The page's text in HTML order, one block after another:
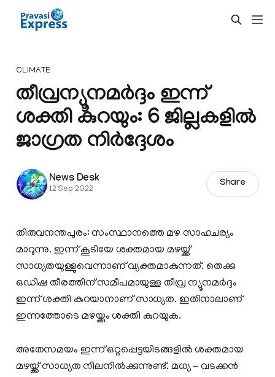
CLIMATE
തീവ്രന്യൂനമർദ്ദം ഇന്ന്
ശക്തി കുറയും: 6 ജില്ലകളിൽ
ജാഗ്രത നിർദ്ദേശം
News Desk
12 Sep 2022
Share
തിരുവനന്തപുരം: സംസ്ഥാനത്തെ മഴ സാഹചര്യം
മാറുന്നു. ഇന്ന് കൂടിയേ ശക്തമായ മഴയ്ക്ക്
സാധ്യതയുള്ളുവെന്നാണ് വ്യക്തമാകുന്നത്. തെക്കു
ഒഡിഷ തീരത്തിന് സമീപമായുള്ള തീവ്ര ന്യൂനമർദ്ദം
ഇന്ന് ശക്തി കുറയാനാണ് സാധ്യത. ഇതിനാലാണ്
ഇന്നത്തോടെ മഴയ്ക്കും ശക്തി കുറയുക.
അതേസമയം ഇന്ന് ഒറ്റപ്പെട്ടയിടങ്ങളിൽ ശക്തമായ
മഴയ്ക്ക് സാധ്യത നിലനിൽക്കുന്നുണ്ട്. മധ്യ - വടക്കൻ